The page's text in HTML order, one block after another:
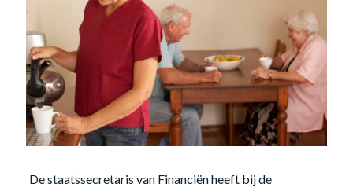
De staatssecretaris van Financiën heeft bij de